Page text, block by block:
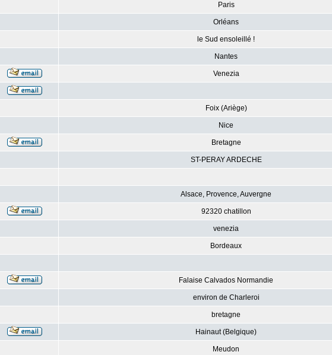
Paris
Orléans
le Sud ensoleillé !
Nantes
Venezia
Foix (Ariège)
Nice
Bretagne
ST-PERAY ARDECHE
Alsace, Provence, Auvergne
92320 chatillon
venezia
Bordeaux
Falaise Calvados Normandie
environ de Charleroi
bretagne
Hainaut (Belgique)
Meudon